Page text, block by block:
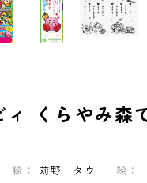
ィ くらやみ森
絵： 苅野 タウ 絵：